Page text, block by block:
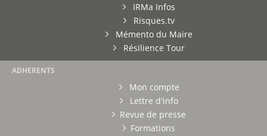
IRMa Infos
Risques.tv
Mémento du Maire
Résilience Tour
ADHERENTS
Mon compte
Lettre d'info
Revue de presse
Formations